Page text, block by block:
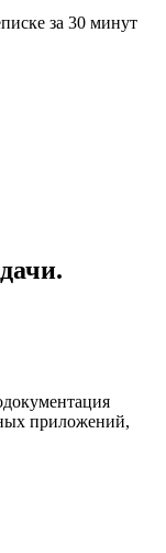
за 30 минут
приложений,